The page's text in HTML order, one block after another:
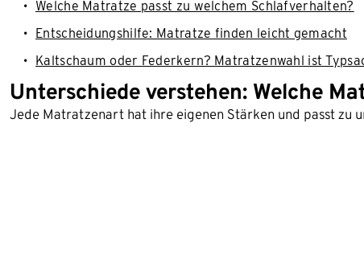
Welche Matratze passt zu welchem Schlafverhalten?
Entscheidungshilfe: Matratze finden leicht gemacht
Kaltschaum oder Federkern? Matratzenwahl ist
Unterschiede verstehen: Welche
Jede Matratzenart hat ihre eigenen Stärken und passt zu